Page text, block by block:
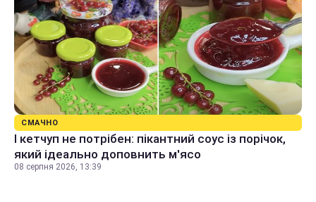
СМАЧНО
І кетчуп не потрібен: пікантний соус із порічок,
який ідеально доповнить м'ясо
08 серпня 2026, 13:39